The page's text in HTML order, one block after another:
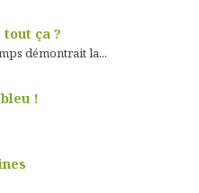
ça ?
démontrait la...
!